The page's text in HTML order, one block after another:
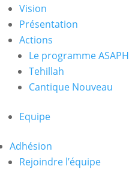
Vision
Présentation
Actions
Le programme ASAPH
Tehillah
Cantique Nouveau
Equipe
Adhésion
Rejoindre l’équipe